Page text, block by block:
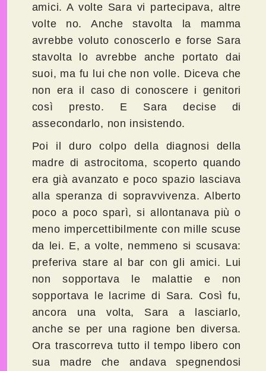
amici. A volte Sara vi partecipava, altre
volte no. Anche stavolta la mamma
avrebbe voluto conoscerlo e forse Sara
stavolta lo avrebbe anche portato dai
suoi, ma fu lui che non volle. Diceva che
non era il caso di conoscere i genitori
così presto. E Sara decise di
assecondarlo, non insistendo.
Poi il duro colpo della diagnosi della
madre di astrocitoma, scoperto quando
era già avanzato e poco spazio lasciava
alla speranza di sopravvivenza. Alberto
poco a poco sparì, si allontanava più o
meno impercettibilmente con mille scuse
da lei. E, a volte, nemmeno si scusava:
preferiva stare al bar con gli amici. Lui
non sopportava le malattie e non
sopportava le lacrime di Sara. Così fu,
ancora una volta, Sara a lasciarlo,
anche se per una ragione ben diversa.
Ora trascorreva tutto il tempo libero con
sua madre che andava spegnendosi